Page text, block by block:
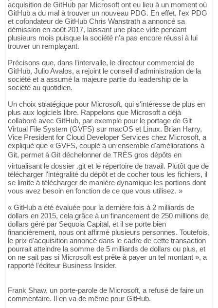
acquisition de GitHub par Microsoft ont eu lieu à un moment où
GitHub a du mal à trouver un nouveau PDG. En effet, l'ex PDG
et cofondateur de GitHub Chris Wanstrath a annoncé sa
démission en août 2017, laissant une place vide pendant
plusieurs mois puisque la société n'a pas encore réussi à lui
trouver un remplaçant.
Précisons que, dans l'intervalle, le directeur commercial de
GitHub, Julio Avalos, a rejoint le conseil d'administration de la
société et a assumé la majeure partie du leadership de la
société au quotidien.
Un choix stratégique pour Microsoft, qui s'intéresse de plus en
plus aux logiciels libre. Rappelons que Microsoft a déjà
collaboré avec GitHub, par exemple pour le portage de Git
Virtual File System (GVFS) sur macOS et Linux. Brian Harry,
Vice President for Cloud Developer Services chez Microsoft, a
expliqué que « GVFS, couplé à un ensemble d'améliorations à
Git, permet à Git déchelonner de TRÈS gros dépôts en
virtualisant le dossier .git et le répertoire de travail. Plutôt que de
télécharger l'intégralité du dépôt et de cocher tous les fichiers, il
se limite à télécharger de manière dynamique les portions dont
vous avez besoin en fonction de ce que vous utilisez. »
« GitHub a été évaluée pour la dernière fois à 2 milliards de
dollars en 2015, cela grâce à un financement de 250 millions de
dollars géré par Sequoia Capital, et il se porte bien
financièrement, nous ont affirmé plusieurs personnes. Toutefois,
le prix d'acquisition annoncé dans le cadre de cette transaction
pourrait atteindre la somme de 5 milliards de dollars ou plus, et
on ne sait pas si Microsoft est prête à payer un tel montant », a
rapporté l'éditeur Business Insider.
Frank Shaw, un porte-parole de Microsoft, a refusé de faire un
commentaire. Il en va de même pour GitHub.